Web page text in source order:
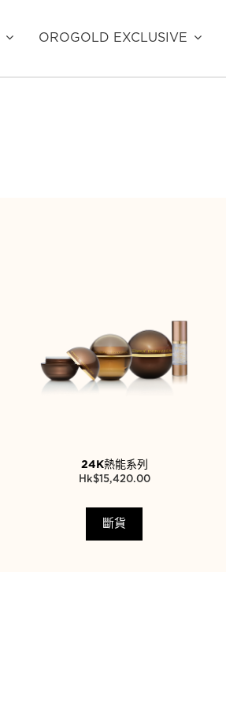
OROGOLD EXCLUSIVE
24K熱能系列
$15,420.00
斷貨